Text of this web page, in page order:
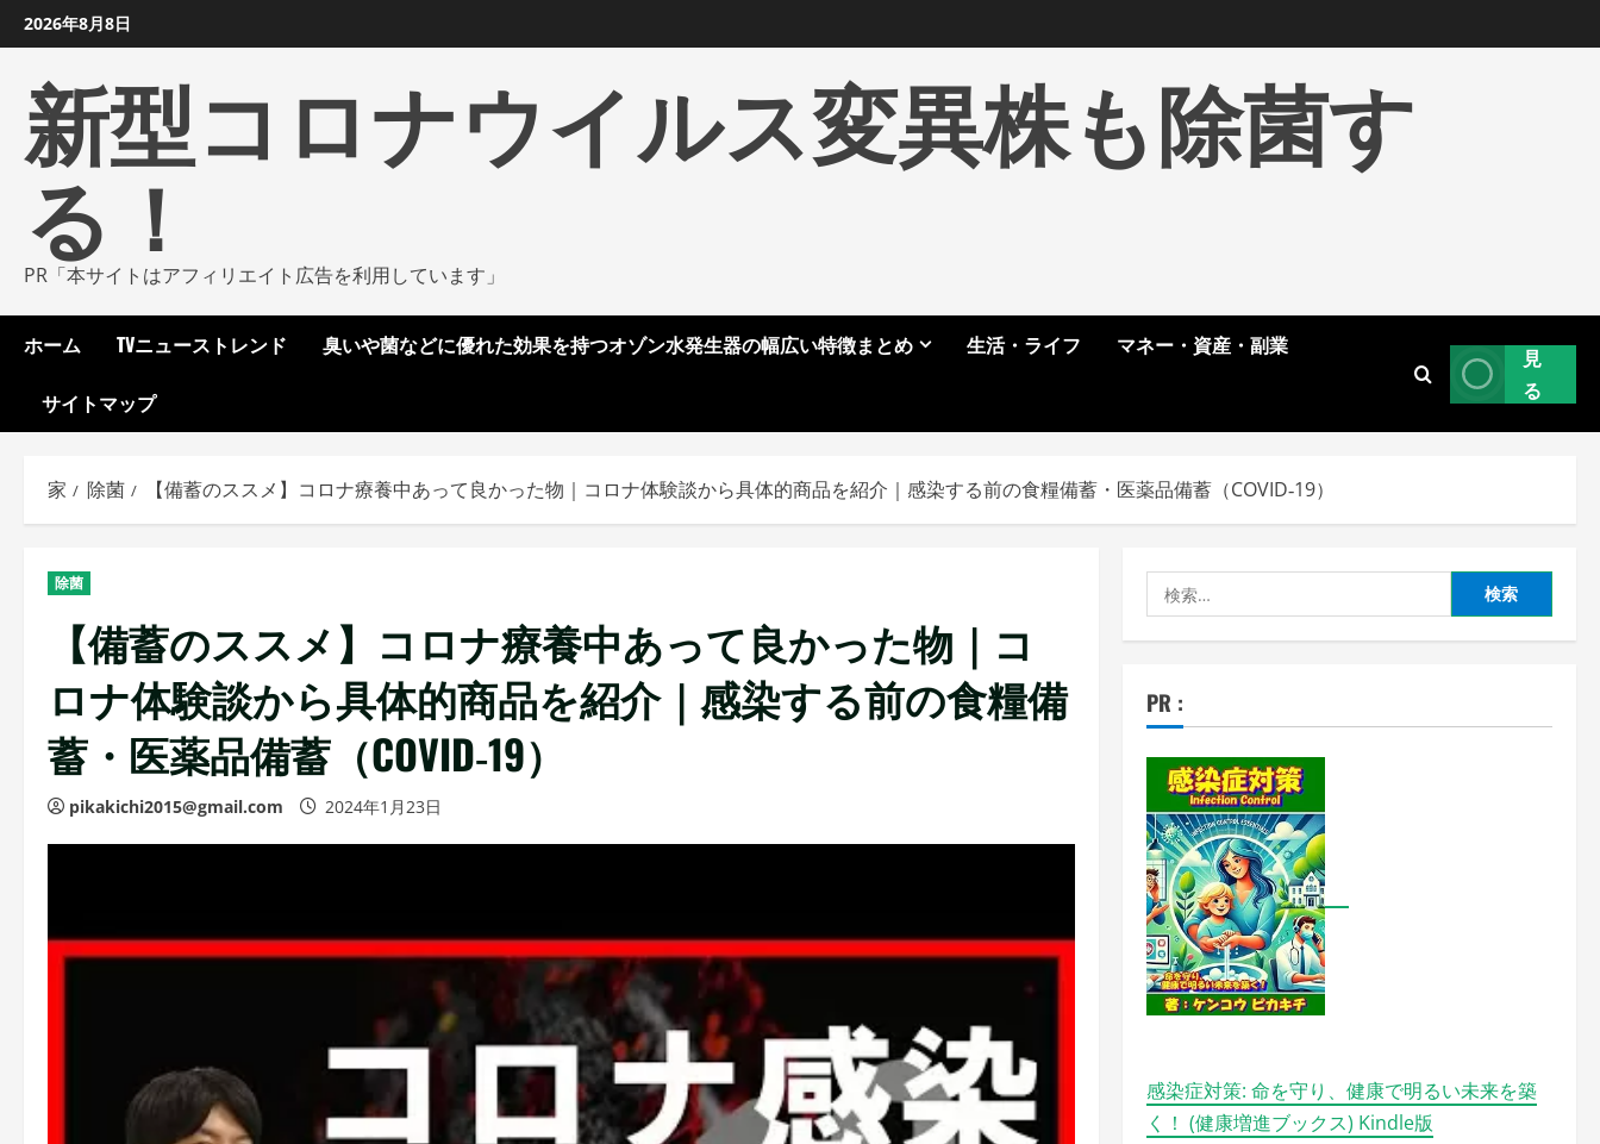
ン
2026年8月8日
新型コロナウイルス変異株も除菌す
る！
PR「本サイトはアフィリエイト広告を利用しています」
ホーム TVニューストレンド 臭いや菌などに優れた効果を持つオゾン水発生器の幅広い特徴まとめ 生活・ライフ マネー・資産・副業
サイトマップ
見
る
家 除菌 【備蓄のススメ】コロナ療養中あって良かった物｜コロナ体験談から具体的商品を紹介｜感染する前の食糧備蓄・医薬品備蓄（COVID‑19）
除菌
【備蓄のススメ】コロナ療養中あって良かった物｜コ
ロナ体験談から具体的商品を紹介｜感染する前の食糧備
蓄・医薬品備蓄（COVID‑19）
pikakichi2015@gmail.com 2024年1月23日
索:
PR :
感染症対策: 命を守り、健康で明るい未来を築
く！ (健康増進ブックス) Kindle版